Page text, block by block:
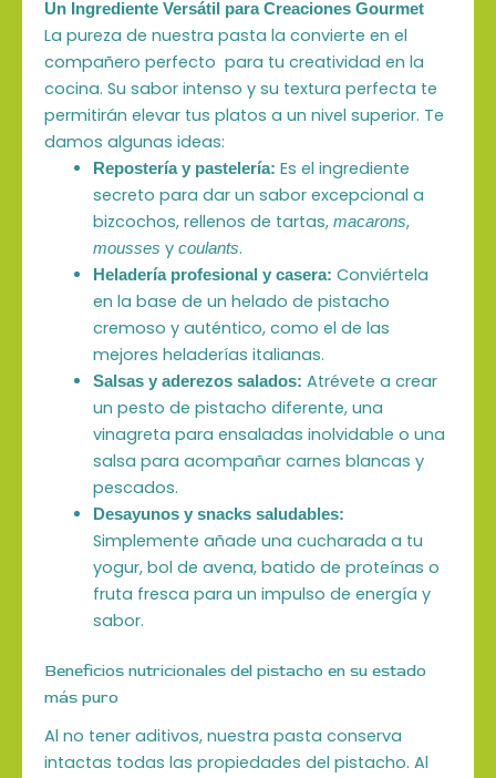
Un Ingrediente Versátil para Creaciones Gourmet
La pureza de nuestra pasta la convierte en el
compañero perfecto para tu creatividad en la
cocina. Su sabor intenso y su textura perfecta te
permitirán elevar tus platos a un nivel superior. Te
damos algunas ideas:
Repostería y pastelería: Es el ingrediente
secreto para dar un sabor excepcional a
bizcochos, rellenos de tartas, macarons,
mousses y coulants.
Heladería profesional y casera: Conviértela
en la base de un helado de pistacho
cremoso y auténtico, como el de las
mejores heladerías italianas.
Salsas y aderezos salados: Atrévete a crear
un pesto de pistacho diferente, una
vinagreta para ensaladas inolvidable o una
salsa para acompañar carnes blancas y
pescados.
Desayunos y snacks saludables:
Simplemente añade una cucharada a tu
yogur, bol de avena, batido de proteínas o
fruta fresca para un impulso de energía y
sabor.
Beneficios nutricionales del pistacho en su estado
más puro
Al no tener aditivos, nuestra pasta conserva
intactas todas las propiedades del pistacho. Al